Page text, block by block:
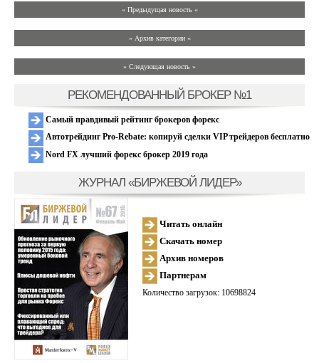
« Предыдущая новость «
» Архив категории «
» Следующая новость »
РЕКОМЕНДОВАННЫЙ БРОКЕР №1
Самый правдивый рейтинг брокеров форекс
Автотрейдинг Pro-Rebate: копируй сделки VIP трейдеров бесплатно
Nord FX лучший форекс брокер 2019 года
ЖУРНАЛ «БИРЖЕВОЙ ЛИДЕР»
Читать онлайн
Скачать номер
Архив номеров
Партнерам
Количество загрузок: 10698824